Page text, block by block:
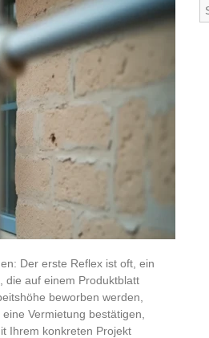
Der erste Reflex ist oft, ein
die auf einem Produktblatt
beworben werden,
Vermietung bestätigen,
Ihrem konkreten Projekt